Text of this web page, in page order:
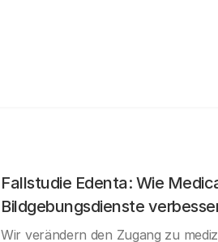
Fallstudie Edenta: Wie
Bildgebungsdienste
Wir verändern den Zugang zu